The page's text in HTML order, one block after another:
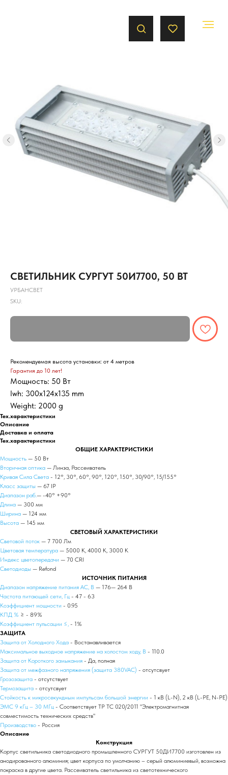
СВЕТИЛЬНИК СУРГУТ 50И7700, 50 ВТ
УРБАНСВЕТ
SKU:
Рекомендуемая высота установки: от 4 метров
Гарантия до 10 лет!
Мощность: 50 Вт
lwh: 300x124x135 mm
Weight: 2000 g
Тех.характеристики
Описание
Доставка и оплата
Тех.характеристики
ОБЩИЕ ХАРАКТЕРИСТИКИ
Мощность — 50 Вт
Вторичная оптика — Линза, Рассеиватель
Кривая Сила Света - 12°, 30°, 60°, 90°, 120°, 150°, 30/90°, 15/155°
Класс защиты — 67 IP
Диапазон раб.— -40° +90°
Длина — 300 мм
Ширина — 124 мм
Высота — 145 мм
СВЕТОВЫЙ ХАРАКТЕРИСТИКИ
Световой поток — 7 700 Лм
Цветовая температура — 5000 К, 4000 К, 3000 К
Индекс цветопередачи — 70 CRI
Светодиоды — Refond
ИСТОЧНИК ПИТАНИЯ
Диапазон напряжение питания АС, В — 176— 264 В
Частота питающей сети, Гц - 47 - 63
Коэффициент мощности - 0.95
КПД % ≥ - 89%
Коэффициент пульсации ≤, - 1%
ЗАЩИТА
Защита от Холодного Хода - Востанавливается
Максимальное выходное напряжение на холостом ходу, В - 110.0
Защита от Короткого замыкания - Да, полная
Защита от межфазного напряжения (защита 380VAC) - отсутсвует
Грозозащита - отсутствует
Термозащита - отсутсвует
Стойкость к микросекундным импульсам большой энергии - 1 кВ (L-N), 2 кВ (L-PE, N-PE)
ЭМС 9 кГц – 30 МГц - Соответствует ТР ТС 020/2011 "Электромагнитная
совместимость технических средств"
Производство - Россия
Описание
Конструкция
Корпус светильника светодиодного промышленного СУРГУТ 50ДИ7700 изготовлен из
анодированного алюминия; цвет корпуса по умолчанию – серый алюминиевый, возможна
покраска в другие цвета. Рассеиватель светильника из светотехнического